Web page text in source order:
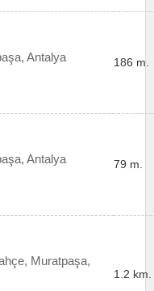
Antalya 186 m.
Antalya 79 m.
Muratpaşa,
1.2 km.